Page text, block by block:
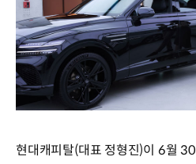
현대캐피탈(대표 정형진)이 6월